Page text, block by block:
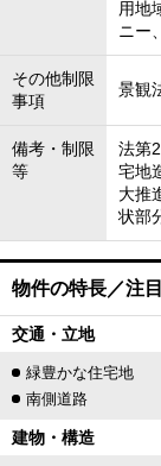
用地
ニー
その他制限
事項
景観
備考・制限
等
法第
宅地
大推
状部
物件の特長／注
交通・立地
緑豊かな住宅地
南側道路
建物・構造